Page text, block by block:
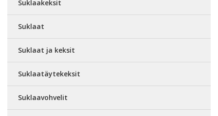
Suklaakeksit
Suklaat
Suklaat ja keksit
Suklaatäytekeksit
Suklaavohvelit